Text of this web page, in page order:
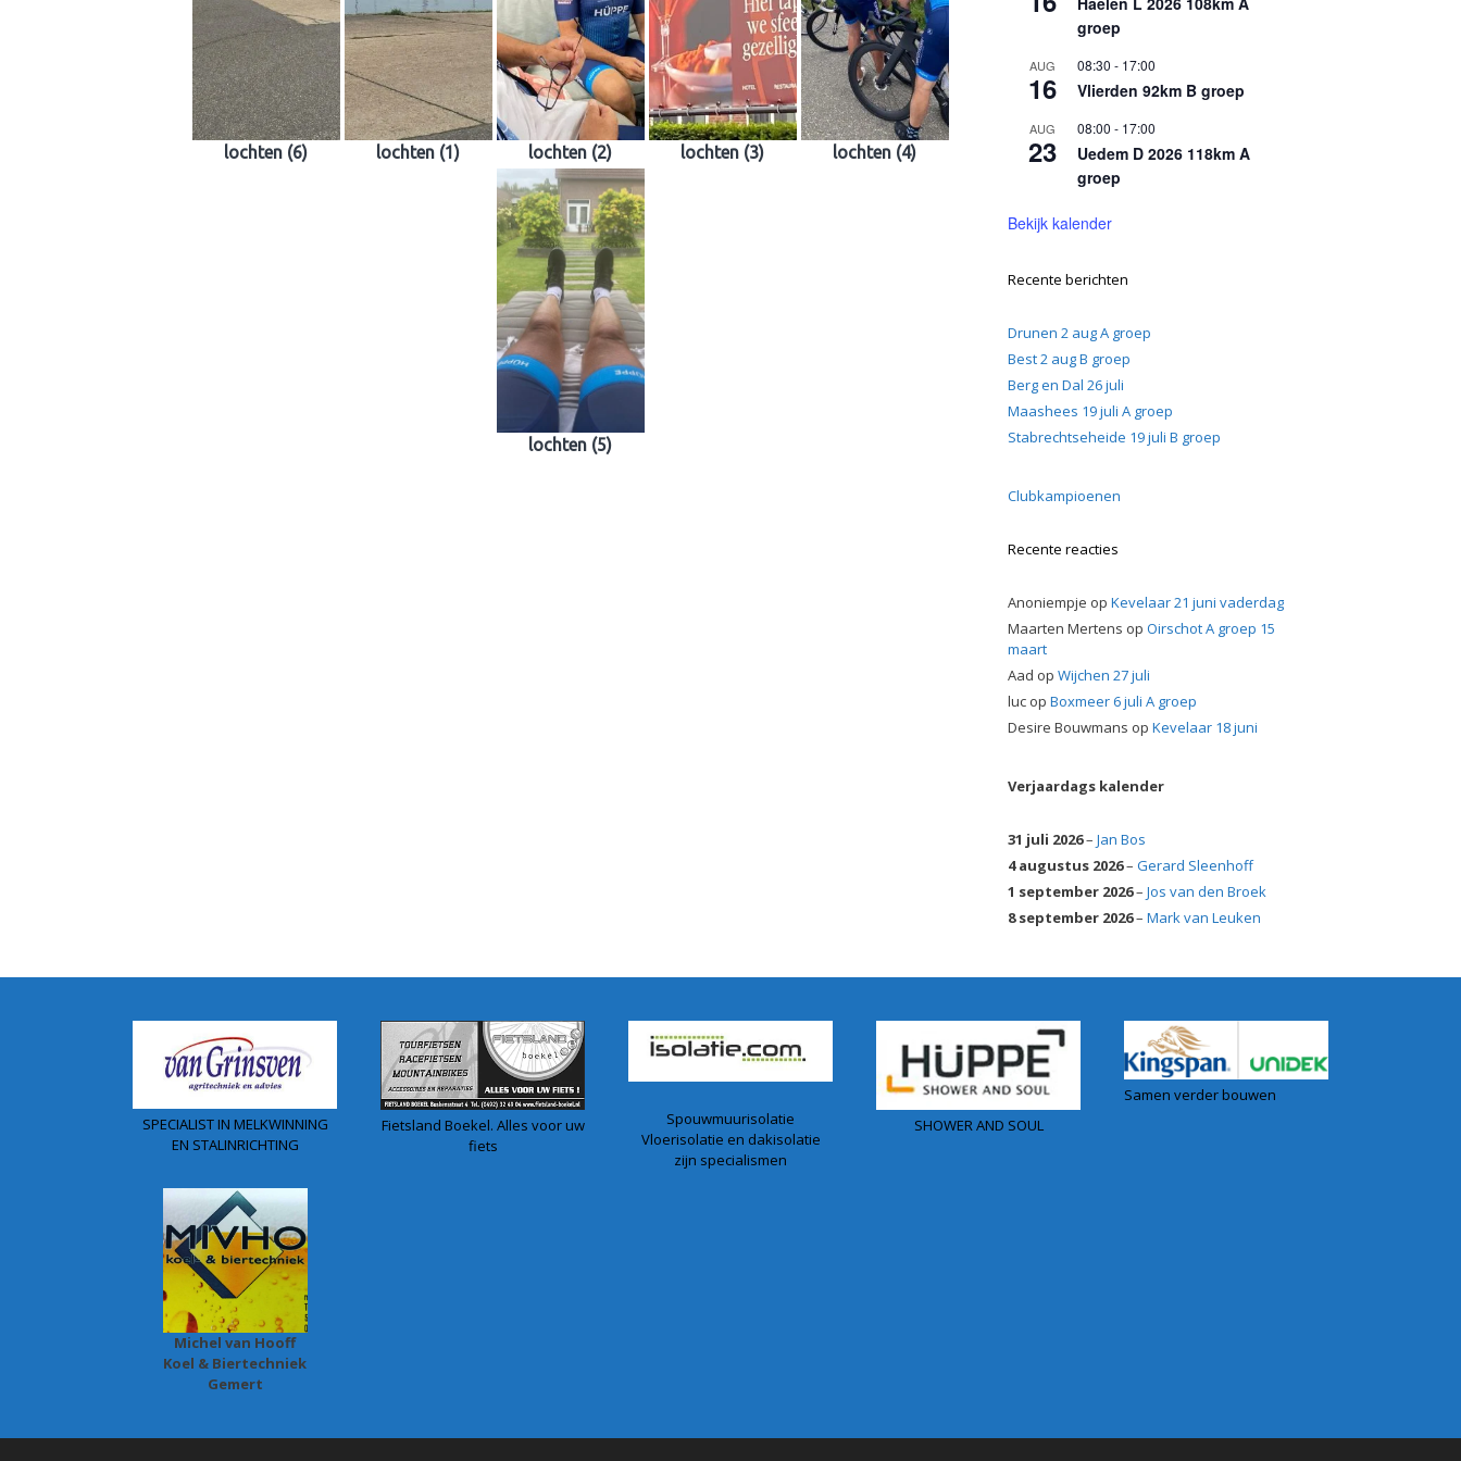
lochten (6) lochten (1) lochten (2) lochten (3) lochten (4)
lochten (5)
groep
AUG
16
08:30 - 17:00
Vlierden 92km B groep
AUG
23
08:00 - 17:00
Uedem D 2026 118km A
groep
Bekijk kalender
Recente berichten
Drunen 2 aug A groep
Best 2 aug B groep
Berg en Dal 26 juli
Maashees 19 juli A groep
Stabrechtseheide 19 juli B groep
Clubkampioenen
Recente reacties
Anoniempje op Kevelaar 21 juni vaderdag
Maarten Mertens op Oirschot A groep 15
maart
Aad op Wijchen 27 juli
luc op Boxmeer 6 juli A groep
Desire Bouwmans op Kevelaar 18 juni
Verjaardags kalender
31 juli 2026– Jan Bos
4 augustus 2026– Gerard Sleenhoff
1 september 2026– Jos van den Broek
8 september 2026– Mark van Leuken
SPECIALIST IN MELKWINNING
EN STALINRICHTING
Michel van Hooff
Koel & Biertechniek
Gemert
Fietsland Boekel. Alles voor uw
fiets
Spouwmuurisolatie
Vloerisolatie en dakisolatie
zijn specialismen
SHOWER AND SOUL
Samen verder bouwen